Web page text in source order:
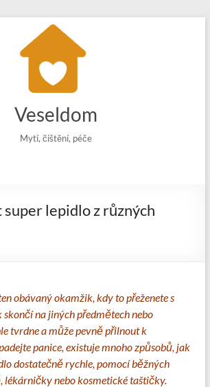
Veseldom
Mytí, čištění, péče
lepidlo z různých
obávaný okamžik, kdy to přeženete s
skončí na jiných předmětech nebo
tvrdne a může pevně přilnout k
panice, existuje mnoho způsobů, jak
dostatečně rychle, pomocí běžných
lékárničky nebo kosmetické taštičky.